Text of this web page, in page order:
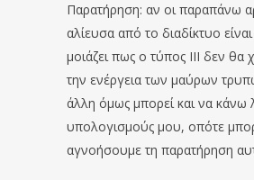
Παρατήρηση: αν οι παραπάνω
αλίευσα από το διαδίκτυο
μοιάζει πως ο τύπος III δεν θα
την ενέργεια των μαύρων
άλλη όμως μπορεί και να κάνω
υπολογισμούς μου, οπότε
αγνοήσουμε τη παρατήρηση